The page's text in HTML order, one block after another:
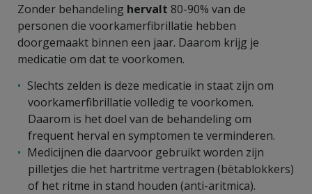
Zonder behandeling hervalt 80-90% van de
personen die voorkamerfibrillatie hebben
doorgemaakt binnen een jaar. Daarom krijg je
medicatie om dat te voorkomen.
Slechts zelden is deze medicatie in staat zijn om
voorkamerfibrillatie volledig te voorkomen.
Daarom is het doel van de behandeling om
frequent herval en symptomen te verminderen.
Medicijnen die daarvoor gebruikt worden zijn
pilletjes die het hartritme vertragen (bètablokkers)
of het ritme in stand houden (anti-aritmica).